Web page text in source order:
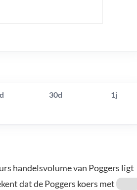
30d 1j
handelsvolume van Poggers ligt
dat de Poggers koers met